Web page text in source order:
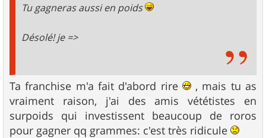
Tu gagneras aussi en poids
Désolé! je =>
Ta franchise m'a fait d'abord rire
, mais tu as
vraiment raison, j'ai des amis vététistes en
surpoids qui investissent beaucoup de roros
pour gagner qq grammes: c'est très ridicule